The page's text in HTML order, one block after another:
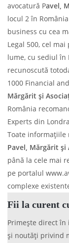
avocatură Pavel,
locul 2 în
business cu cea
Legal 500, cel
lume, cu sediul în
recunoscută
1000 Financial
Mărgărit și
România
Experts din
Toate informațiile
Pavel, Mărgărit și
până la cele mai
pe portalul
complexe
Fii la curent
Primește direct
și noutăți privind